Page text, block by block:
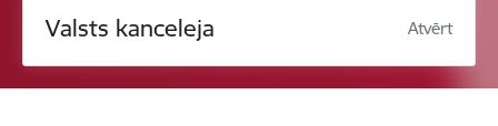
Valsts kanceleja Atvērt